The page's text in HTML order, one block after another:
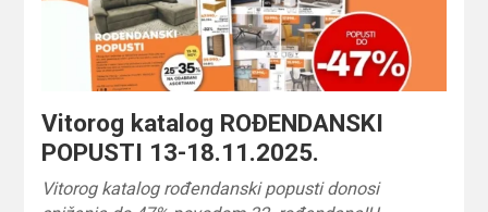
Vitorog katalog ROĐENDANSKI
POPUSTI 13-18.11.2025.
Vitorog katalog rođendanski popusti donosi